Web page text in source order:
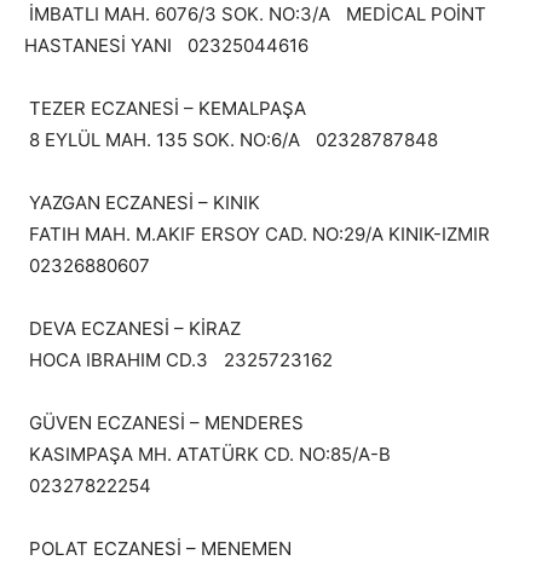
İMBATLI MAH. 6076/3 SOK. NO:3/A MEDİCAL POİNT
HASTANESİ YANI 02325044616
TEZER ECZANESİ – KEMALPAŞA
8 EYLÜL MAH. 135 SOK. NO:6/A 02328787848
YAZGAN ECZANESİ – KINIK
FATIH MAH. M.AKIF ERSOY CAD. NO:29/A KINIK-IZMIR
02326880607
DEVA ECZANESİ – KİRAZ
HOCA IBRAHIM CD.3 2325723162
GÜVEN ECZANESİ – MENDERES
KASIMPAŞA MH. ATATÜRK CD. NO:85/A-B
02327822254
POLAT ECZANESİ – MENEMEN